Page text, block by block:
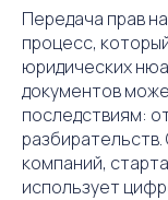
Передача прав
процесс,
юридических
документов
последствиям:
компаний,
использует